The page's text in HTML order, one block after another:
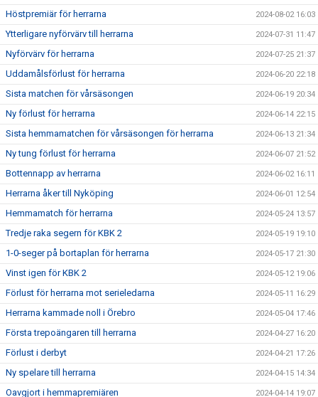
Höstpremiär för herrarna 2024-08-02 16:03
Ytterligare nyförvärv till herrarna 2024-07-31 11:47
Nyförvärv för herrarna 2024-07-25 21:37
Uddamålsförlust för herrarna 2024-06-20 22:18
Sista matchen för vårsäsongen 2024-06-19 20:34
Ny förlust för herrarna 2024-06-14 22:15
Sista hemmamatchen för vårsäsongen för herrarna 2024-06-13 21:34
Ny tung förlust för herrarna 2024-06-07 21:52
Bottennapp av herrarna 2024-06-02 16:11
Herrarna åker till Nyköping 2024-06-01 12:54
Hemmamatch för herrarna 2024-05-24 13:57
Tredje raka segern för KBK 2 2024-05-19 19:10
1-0-seger på bortaplan för herrarna 2024-05-17 21:30
Vinst igen för KBK 2 2024-05-12 19:06
Förlust för herrarna mot serieledarna 2024-05-11 16:29
Herrarna kammade noll i Örebro 2024-05-04 17:46
Första trepoängaren till herrarna 2024-04-27 16:20
Förlust i derbyt 2024-04-21 17:26
Ny spelare till herrarna 2024-04-15 14:34
Oavgjort i hemmapremiären 2024-04-14 19:07